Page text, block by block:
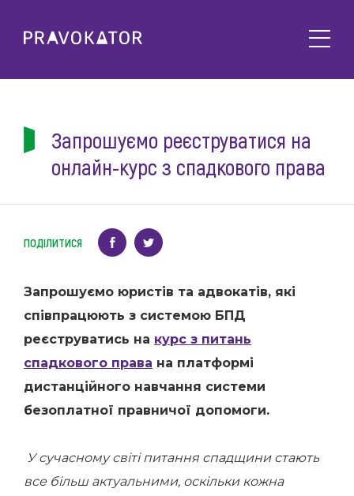
Про клуб
PRAVOKATOR.Одеса
Заходи
Майбутні
Статті
Фотогалерея
Е-навчання
uk
Запрошуємо реєструватися на
онлайн-курс з спадкового права
ПОДІЛИТИСЯ
Запрошуємо юристів та адвокатів, які
співпрацюють з системою БПД
реєструватись на курс з питань
спадкового права на платформі
дистанційного навчання системи
безоплатної правничої допомоги.
У сучасному світі питання спадщини стають
все більш актуальними, оскільки кожна